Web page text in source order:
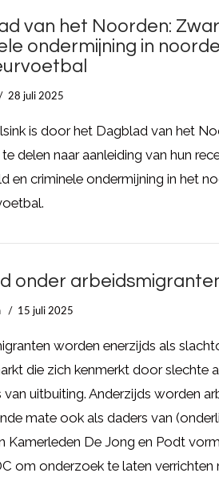
van het Noorden:
ondermijning in
28 juli 2025
is door het Dagblad van het
delen naar aanleiding van hun
en criminele ondermijning in het
onder
15 juli 2025
worden enerzijds als
die zich kenmerkt door slechte
van uitbuiting. Anderzijds worden
mate ook als daders van
Kamerleden De Jong en Podt
om onderzoek te laten verrichten